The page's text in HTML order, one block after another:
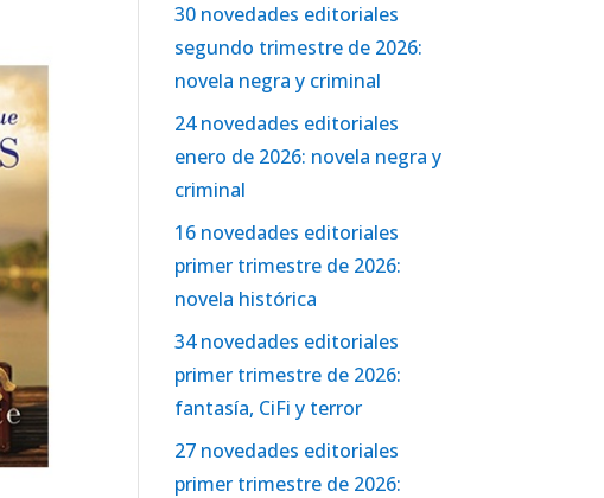
30 novedades editoriales
segundo trimestre de 2026:
novela negra y criminal
24 novedades editoriales
enero de 2026: novela negra y
criminal
16 novedades editoriales
primer trimestre de 2026:
novela histórica
34 novedades editoriales
primer trimestre de 2026:
fantasía, CiFi y terror
27 novedades editoriales
primer trimestre de 2026: